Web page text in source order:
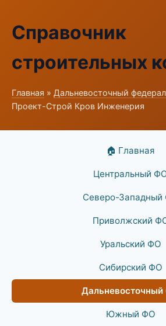
Справочник
строительных
Главная » Дальневосточный
Проект-Строй Кров Инженерия
🏠 Главная
Центральный
Северо-
Приволжский
Уральский ФО
Сибирский ФО
Южный ФО